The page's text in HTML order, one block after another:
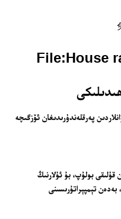
پەرقلەندۈرىدىغان ئۆزگىچە
بولۇپ، بۇ ئۇلارنىڭ
بەدەن تېمپېراتۇرىسىنى